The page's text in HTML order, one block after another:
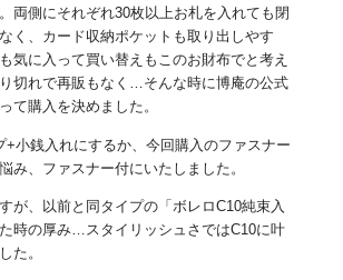
両側にそれぞれ30枚以上お札を入れても閉
く、カード収納ポケットも取り出しやす
気に入って買い替えもこのお財布でと考え
切れで再販もなく…そんな時に博庵の公式
て購入を決めました。
+小銭入れにするか、今回購入のファスナー
み、ファスナー付にいたしました。
が、以前と同タイプの「ボレロC10純束入
時の厚み…スタイリッシュさではC10に叶
た。